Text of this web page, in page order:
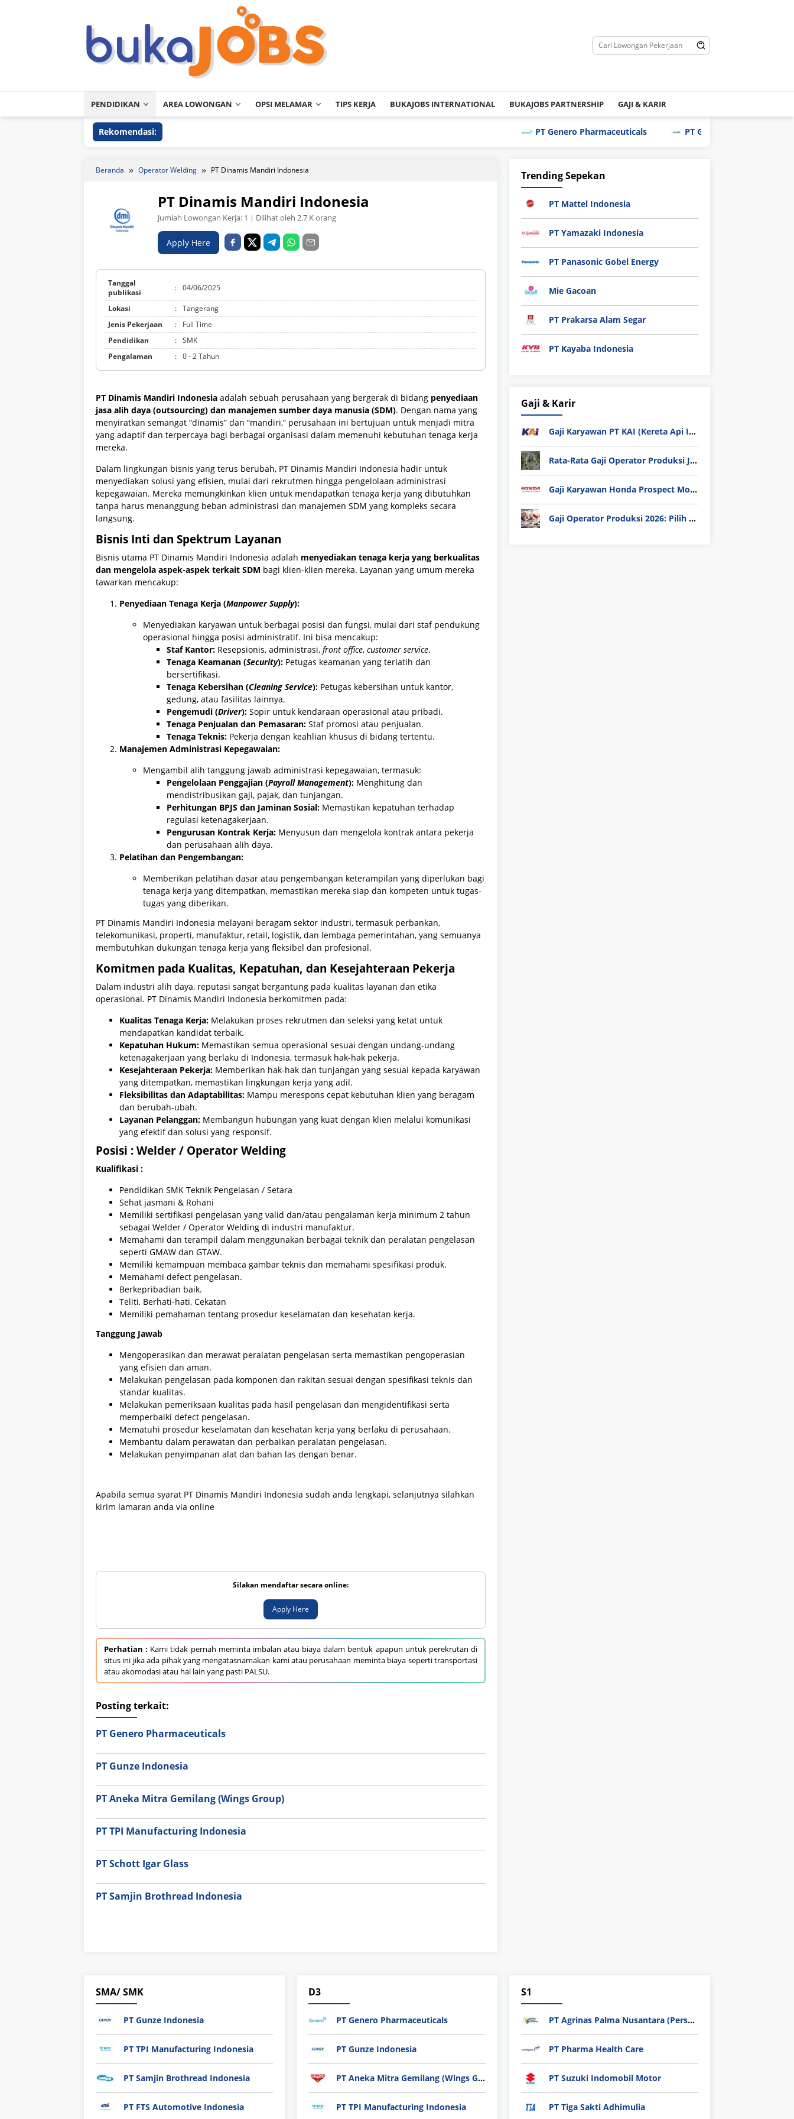
PENDIDIKAN AREA LOWONGAN OPSI MELAMAR TIPS KERJA BUKAJOBS INTERNATIONAL BUKAJOBS PARTNERSHIP GAJI & KARIR
Rekomendasi: PT Genero Pharmaceuticals PT Gunze Indonesia
Beranda Operator Welding PT Dinamis Mandiri Indonesia
PT Dinamis Mandiri Indonesia
Jumlah Lowongan Kerja: 1 | Dilihat oleh 2.7 K orang
Apply Here
Tanggal
publikasi
: 04/06/2025
Lokasi : Tangerang
Jenis Pekerjaan
:
Full Time
Pendidikan
: SMK
Pengalaman
: 0 - 2 Tahun
PT Dinamis Mandiri Indonesia adalah sebuah perusahaan yang bergerak di bidang penyediaan
jasa alih daya (outsourcing) dan manajemen sumber daya manusia (SDM). Dengan nama yang
menyiratkan semangat “dinamis” dan “mandiri,” perusahaan ini bertujuan untuk menjadi mitra
yang adaptif dan terpercaya bagi berbagai organisasi dalam memenuhi kebutuhan tenaga kerja
mereka.
Dalam lingkungan bisnis yang terus berubah, PT Dinamis Mandiri Indonesia hadir untuk
menyediakan solusi yang efisien, mulai dari rekrutmen hingga pengelolaan administrasi
kepegawaian. Mereka memungkinkan klien untuk mendapatkan tenaga kerja yang dibutuhkan
tanpa harus menanggung beban administrasi dan manajemen SDM yang kompleks secara
langsung.
Bisnis Inti dan Spektrum Layanan
Bisnis utama PT Dinamis Mandiri Indonesia adalah menyediakan tenaga kerja yang berkualitas
dan mengelola aspek-aspek terkait SDM bagi klien-klien mereka. Layanan yang umum mereka
tawarkan mencakup:
Penyediaan Tenaga Kerja (Manpower Supply):
Menyediakan karyawan untuk berbagai posisi dan fungsi, mulai dari staf pendukung
operasional hingga posisi administratif. Ini bisa mencakup:
Staf Kantor: Resepsionis, administrasi, front office, customer service.
Tenaga Keamanan (Security): Petugas keamanan yang terlatih dan
bersertifikasi.
Tenaga Kebersihan (Cleaning Service): Petugas kebersihan untuk kantor,
gedung, atau fasilitas lainnya.
Pengemudi (Driver): Sopir untuk kendaraan operasional atau pribadi.
Tenaga Penjualan dan Pemasaran: Staf promosi atau penjualan.
Tenaga Teknis: Pekerja dengan keahlian khusus di bidang tertentu.
Manajemen Administrasi Kepegawaian:
Mengambil alih tanggung jawab administrasi kepegawaian, termasuk:
Pengelolaan Penggajian (Payroll Management): Menghitung dan
mendistribusikan gaji, pajak, dan tunjangan.
Perhitungan BPJS dan Jaminan Sosial: Memastikan kepatuhan terhadap
regulasi ketenagakerjaan.
Pengurusan Kontrak Kerja: Menyusun dan mengelola kontrak antara pekerja
dan perusahaan alih daya.
Pelatihan dan Pengembangan:
Memberikan pelatihan dasar atau pengembangan keterampilan yang diperlukan bagi
tenaga kerja yang ditempatkan, memastikan mereka siap dan kompeten untuk tugas-
tugas yang diberikan.
PT Dinamis Mandiri Indonesia melayani beragam sektor industri, termasuk perbankan,
telekomunikasi, properti, manufaktur, retail, logistik, dan lembaga pemerintahan, yang semuanya
membutuhkan dukungan tenaga kerja yang fleksibel dan profesional.
Komitmen pada Kualitas, Kepatuhan, dan Kesejahteraan Pekerja
Dalam industri alih daya, reputasi sangat bergantung pada kualitas layanan dan etika
operasional. PT Dinamis Mandiri Indonesia berkomitmen pada:
Kualitas Tenaga Kerja: Melakukan proses rekrutmen dan seleksi yang ketat untuk
mendapatkan kandidat terbaik.
Kepatuhan Hukum: Memastikan semua operasional sesuai dengan undang-undang
ketenagakerjaan yang berlaku di Indonesia, termasuk hak-hak pekerja.
Kesejahteraan Pekerja: Memberikan hak-hak dan tunjangan yang sesuai kepada karyawan
yang ditempatkan, memastikan lingkungan kerja yang adil.
Fleksibilitas dan Adaptabilitas: Mampu merespons cepat kebutuhan klien yang beragam
dan berubah-ubah.
Layanan Pelanggan: Membangun hubungan yang kuat dengan klien melalui komunikasi
yang efektif dan solusi yang responsif.
Posisi :Welder / Operator Welding
Kualifikasi :
Pendidikan SMK Teknik Pengelasan / Setara
Sehat jasmani & Rohani
Memiliki sertifikasi pengelasan yang valid dan/atau pengalaman kerja minimum 2 tahun
sebagai Welder / Operator Welding di industri manufaktur.
Memahami dan terampil dalam menggunakan berbagai teknik dan peralatan pengelasan
seperti GMAW dan GTAW.
Memiliki kemampuan membaca gambar teknis dan memahami spesifikasi produk.
Memahami defect pengelasan.
Berkepribadian baik.
Teliti, Berhati-hati, Cekatan
Memiliki pemahaman tentang prosedur keselamatan dan kesehatan kerja.
Tanggung Jawab
Mengoperasikan dan merawat peralatan pengelasan serta memastikan pengoperasian
yang efisien dan aman.
Melakukan pengelasan pada komponen dan rakitan sesuai dengan spesifikasi teknis dan
standar kualitas.
Melakukan pemeriksaan kualitas pada hasil pengelasan dan mengidentifikasi serta
memperbaiki defect pengelasan.
Mematuhi prosedur keselamatan dan kesehatan kerja yang berlaku di perusahaan.
Membantu dalam perawatan dan perbaikan peralatan pengelasan.
Melakukan penyimpanan alat dan bahan las dengan benar.
Apabila semua syarat PT Dinamis Mandiri Indonesia sudah anda lengkapi, selanjutnya silahkan
kirim lamaran anda via online
Silakan mendaftar secara online:
Apply Here
Perhatian : Kami tidak pernah meminta imbalan atau biaya dalam bentuk apapun untuk perekrutan di
situs ini jika ada pihak yang mengatasnamakan kami atau perusahaan meminta biaya seperti transportasi
atau akomodasi atau hal lain yang pasti PALSU.
Posting terkait:
PT Genero Pharmaceuticals
PT Gunze Indonesia
PT Aneka Mitra Gemilang (Wings Group)
PT TPI Manufacturing Indonesia
PT Schott Igar Glass
PT Samjin Brothread Indonesia
Trending Sepekan
PT Mattel Indonesia
PT Yamazaki Indonesia
PT Panasonic Gobel Energy
Mie Gacoan
PT Prakarsa Alam Segar
PT Kayaba Indonesia
Gaji & Karir
Gaji Karyawan PT KAI (Kereta Api Indonesia) Update 2025
Rata-Rata Gaji Operator Produksi Jabodetabek 2025: Bedah Tuntas UMK, Lemburan, dan Realita Hidup Buruh
Gaji Karyawan Honda Prospect Motor Semua Divisi
Gaji Operator Produksi 2026: Pilih PT Astra Honda Motor (AHM) atau Manufaktur di Jepang?
SMA/ SMK
PT Gunze Indonesia
PT TPI Manufacturing Indonesia
PT Samjin Brothread Indonesia
PT FTS Automotive Indonesia
D3
PT Genero Pharmaceuticals
PT Gunze Indonesia
PT Aneka Mitra Gemilang (Wings Group)
PT TPI Manufacturing Indonesia
S1
PT Agrinas Palma Nusantara (Persero)
PT Pharma Health Care
PT Suzuki Indomobil Motor
PT Tiga Sakti Adhimulia